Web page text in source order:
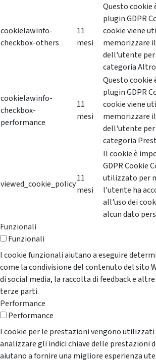
cookielawinfo-
checkbox-others
11
mesi
Questo
plugin GDPR
cookie viene
memorizzare
dell'utente per
categoria
cookielawinfo-
checkbox-
performance
11
mesi
Questo
plugin GDPR
cookie viene
memorizzare
dell'utente per
categoria
viewed_cookie_policy
11
mesi
Il cookie è
GDPR Cookie
utilizzato per
l'utente ha
all'uso dei
alcun dato
Funzionali
Funzionali
I cookie funzionali aiutano a eseguire
come la condivisione del contenuto del sito
di social media, la raccolta di feedback e
terze parti.
Performance
Performance
I cookie per le prestazioni vengono utilizzati
analizzare gli indici chiave delle prestazioni
aiutano a fornire una migliore esperienza